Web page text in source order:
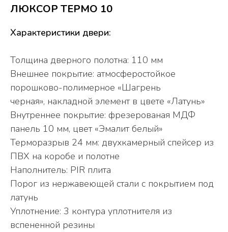
ЛЮКСОР ТЕРМО 10
Характеристики двери:
Толщина дверного полотна: 110 мм
Внешнее покрытие: атмосферостойкое
порошково-полимерное «Шагрень
черная», накладной элемент в цвете «Латунь»
Внутреннее покрытие: фрезерованая МДФ
панель 10 мм, цвет «Эмалит белый»
Терморазрыв 24 мм: двухкамерный спейсер из
ПВХ на коробе и полотне
Наполнитель: PIR плита
Порог из нержавеющей стали с покрытием под
латунь
Уплотнение: 3 контура уплотнителя из
вспененной резины